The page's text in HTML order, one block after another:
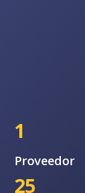
1
Proveedor
25